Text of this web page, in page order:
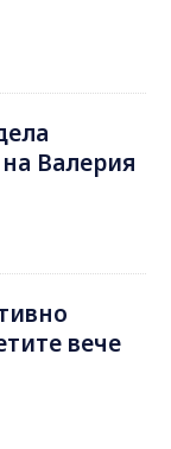
Валерия
вече